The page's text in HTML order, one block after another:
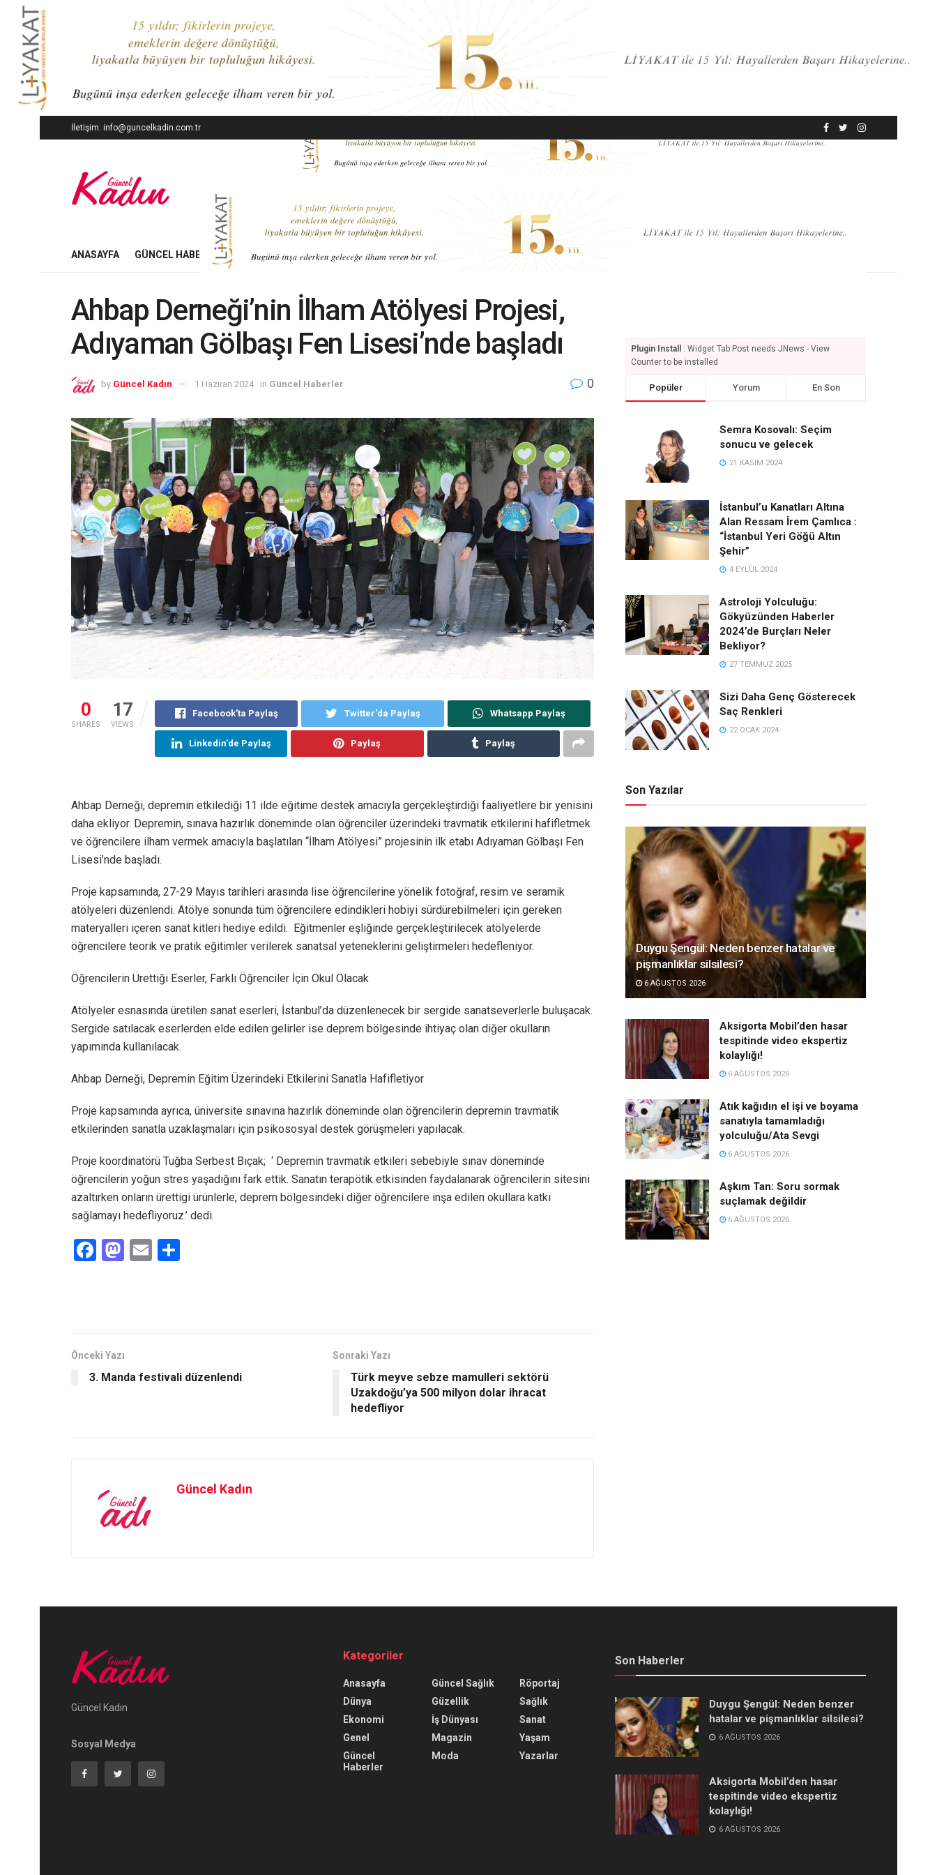
İletişim: info@guncelkadin.com.tr
ANASAYFA GÜNCEL HABERLER İŞ DÜNYASI EKONOMI MODA GÜZELLIK YAŞAM SANAT
Ahbap Derneği’nin İlham Atölyesi Projesi,
Adıyaman Gölbaşı Fen Lisesi’nde başladı
by Güncel Kadın 1 Haziran 2024 in Güncel Haberler 0
0
SHARES
17
VIEWS
Facebook'ta Paylaş Twitter'da Paylaş Whatsapp Paylaş
Linkedin'de Paylaş Paylaş Paylaş
Ahbap Derneği, depremin etkilediği 11 ilde eğitime destek amacıyla gerçekleştirdiği faaliyetlere bir yenisini
daha ekliyor. Depremin, sınava hazırlık döneminde olan öğrenciler üzerindeki travmatik etkilerini hafifletmek
ve öğrencilere ilham vermek amacıyla başlatılan “İlham Atölyesi” projesinin ilk etabı Adıyaman Gölbaşı Fen
Lisesi’nde başladı.
Proje kapsamında, 27-29 Mayıs tarihleri arasında lise öğrencilerine yönelik fotoğraf, resim ve seramik
atölyeleri düzenlendi. Atölye sonunda tüm öğrencilere edindikleri hobiyi sürdürebilmeleri için gereken
materyalleri içeren sanat kitleri hediye edildi. Eğitmenler eşliğinde gerçekleştirilecek atölyelerde
öğrencilere teorik ve pratik eğitimler verilerek sanatsal yeteneklerini geliştirmeleri hedefleniyor.
Öğrencilerin Ürettiği Eserler, Farklı Öğrenciler İçin Okul Olacak
Atölyeler esnasında üretilen sanat eserleri, İstanbul’da düzenlenecek bir sergide sanatseverlerle buluşacak.
Sergide satılacak eserlerden elde edilen gelirler ise deprem bölgesinde ihtiyaç olan diğer okulların
yapımında kullanılacak.
Ahbap Derneği, Depremin Eğitim Üzerindeki Etkilerini Sanatla Hafifletiyor
Proje kapsamında ayrıca, üniversite sınavına hazırlık döneminde olan öğrencilerin depremin travmatik
etkilerinden sanatla uzaklaşmaları için psikososyal destek görüşmeleri yapılacak.
Proje koordinatörü Tuğba Serbest Bıçak; ‘ Depremin travmatik etkileri sebebiyle sınav döneminde
öğrencilerin yoğun stres yaşadığını fark ettik. Sanatın terapötik etkisinden faydalanarak öğrencilerin sitesini
azaltırken onların ürettigi ürünlerle, deprem bölgesindeki diğer öğrencilere inşa edilen okullara katkı
sağlamayı hedefliyoruz.’ dedi.
F
o
k
M
n
E
Önceki Yazı
3. Manda festivali düzenlendi
Sonraki Yazı
Türk meyve sebze mamulleri sektörü
Uzakdoğu’ya 500 milyon dolar ihracat
hedefliyor
Güncel Kadın
Plugin Install
: Widget Tab Post needs JNews - View
Counter to be installed
Popüler Yorum En Son
Semra Kosovalı: Seçim
sonucu ve gelecek
21 KASIM 2024
İstanbul’u Kanatları Altına
Alan Ressam İrem Çamlıca :
“İstanbul Yeri Göğü Altın
Şehir”
4 EYLÜL 2024
Astroloji Yolculuğu:
Gökyüzünden Haberler
2024’de Burçları Neler
Bekliyor?
27 TEMMUZ 2025
Sizi Daha Genç Gösterecek
Saç Renkleri
22 OCAK 2024
Son Yazılar
Duygu Şengül: Neden benzer hatalar ve
pişmanlıklar silsilesi?
6 AĞUSTOS 2026
Aksigorta Mobil’den hasar
tespitinde video ekspertiz
kolaylığı!
6 AĞUSTOS 2026
Atık kağıdın el işi ve boyama
sanatıyla tamamladığı
yolculuğu/Ata Sevgi
6 AĞUSTOS 2026
Aşkım Tan: Soru sormak
suçlamak değildir
6 AĞUSTOS 2026
Güncel Kadın
Sosyal Medya
Kategoriler
Anasayfa
Dünya
Ekonomi
Genel
Güncel
Haberler
Güncel Sağlık
Güzellik
İş Dünyası
Magazin
Moda
Röportaj
Sağlık
Sanat
Yaşam
Yazarlar
Son Haberler
Duygu Şengül: Neden benzer
hatalar ve pişmanlıklar silsilesi?
6 AĞUSTOS 2026
Aksigorta Mobil’den hasar
tespitinde video ekspertiz
kolaylığı!
6 AĞUSTOS 2026